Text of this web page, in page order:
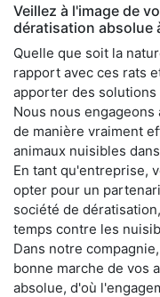
Veillez à l'image de
dératisation absolue
Quelle que soit la
rapport avec ces rats
apporter des solutions
Nous nous
de manière vraiment
animaux nuisibles
En tant qu'entreprise,
opter pour un
société de
temps contre les
Dans notre
bonne marche de vos
absolue, d'où